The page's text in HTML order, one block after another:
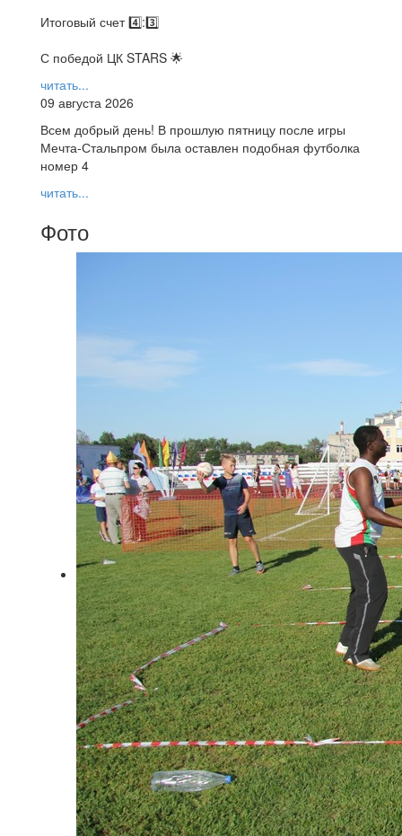
Итоговый счет 4️⃣:3️⃣
С победой ЦК STARS 🌟
читать...
09 августа 2026
Всем добрый день! В прошлую пятницу после игры
Мечта-Стальпром была оставлен подобная футболка
номер 4
читать...
Фото